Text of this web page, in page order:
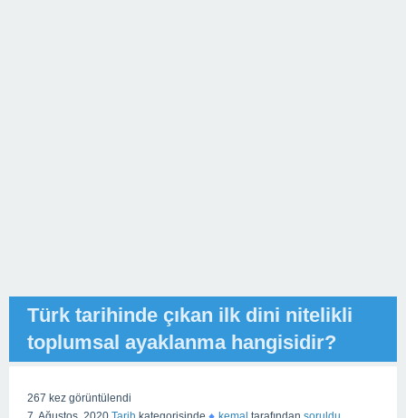
Türk tarihinde çıkan ilk dini nitelikli
toplumsal ayaklanma hangisidir?
267 kez görüntülendi